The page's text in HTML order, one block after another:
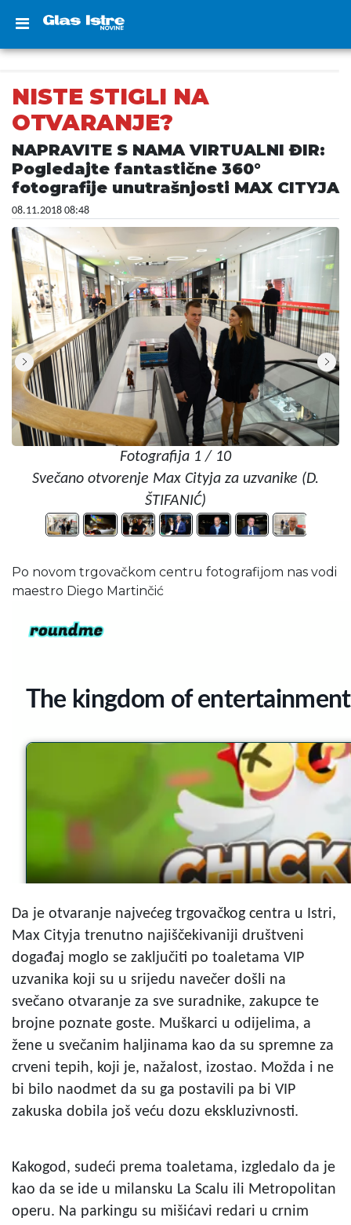
NISTE STIGLI NA
OTVARANJE?
NAPRAVITE S NAMA VIRTUALNI ĐIR:
Pogledajte fantastične 360°
fotografije unutrašnjosti MAX CITYJA
08.11.2018 08:48
Fotografija 1 / 10
Svečano otvorenje Max Cityja za uzvanike (D.
ŠTIFANIĆ)
Po novom trgovačkom centru fotografijom nas vodi
maestro Diego Martinčić
Da je otvaranje najvećeg trgovačkog centra u Istri,
Max Cityja trenutno najiščekivaniji društveni
događaj moglo se zaključiti po toaletama VIP
uzvanika koji su u srijedu navečer došli na
svečano otvaranje za sve suradnike, zakupce te
brojne poznate goste. Muškarci u odijelima, a
žene u svečanim haljinama kao da su spremne za
crveni tepih, koji je, nažalost, izostao. Možda i ne
bi bilo naodmet da su ga postavili pa bi VIP
zakuska dobila još veću dozu ekskluzivnosti.
Kakogod, sudeći prema toaletama, izgledalo da je
kao da se ide u milansku La Scalu ili Metropolitan
operu. Na parkingu su mišićavi redari u crnim